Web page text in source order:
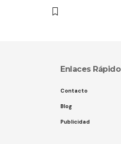
Enlaces Rápido
Contacto
Blog
Publicidad